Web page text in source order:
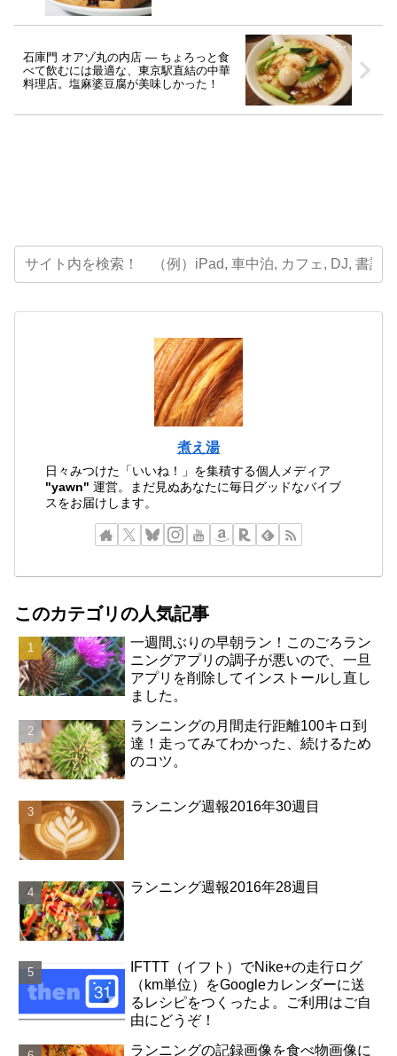
石庫門 オアゾ丸の内店 ― ちょろっと食
べて飲むには最適な、東京駅直結の中華
料理店。塩麻婆豆腐が美味しかった！
煮え湯
日々みつけた「いいね！」を集積する個人メディア
"yawn" 運営。まだ見ぬあなたに毎日グッドなバイブ
スをお届けします。
このカテゴリの人気記事
一週間ぶりの早朝ラン！このごろラン
ニングアプリの調子が悪いので、一旦
アプリを削除してインストールし直し
ました。
ランニングの月間走行距離100キロ到
達！走ってみてわかった、続けるため
のコツ。
ランニング週報2016年30週目
ランニング週報2016年28週目
IFTTT（イフト）でNike+の走行ログ
（km単位）をGoogleカレンダーに送
るレシピをつくったよ。ご利用はご自
由にどうぞ！
ランニングの記録画像を食べ物画像に